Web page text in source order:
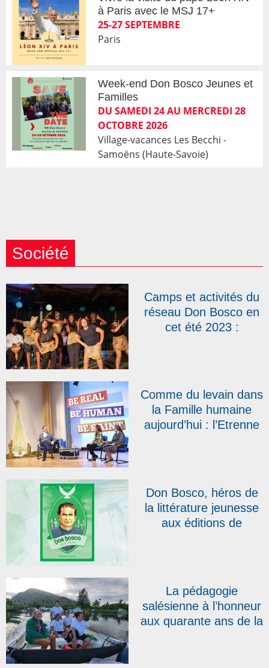
à Paris avec le MSJ 17+
25-27 SEPTEMBRE
Paris
Week-end Don Bosco Jeunes et
Familles
DU SAMEDI 24 AU MERCREDI 28
OCTOBRE 2026
Village-vacances Les Becchi -
Samoëns (Haute-Savoie)
Société
Camps et activités du
réseau Don Bosco en
cet été 2023 :
Comme du levain dans
la Famille humaine
aujourd’hui : l’Etrenne
Don Bosco, héros de
la littérature jeunesse
aux éditions de
La pédagogie
salésienne à l’honneur
aux quarante ans de la